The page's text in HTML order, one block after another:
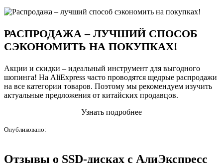
РАСПРОДАЖА – ЛУЧШИЙ СПОСОБ
СЭКОНОМИТЬ НА ПОКУПКАХ!
Акции и скидки – идеальный инструмент для выгодного
шопинга! На AliExpress часто проводятся щедрые распродажи
на все категории товаров. Поэтому мы рекомендуем изучить
актуальные предложения от китайских продавцов.
Узнать подробнее
Опубликовано:
Отзывы о SSD-дисках с АлиЭкспресс